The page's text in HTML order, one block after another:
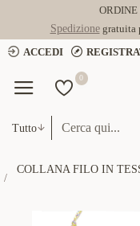
Spedizionegratuita
ACCEDI
0
Tutto
COLLANA FILO IN